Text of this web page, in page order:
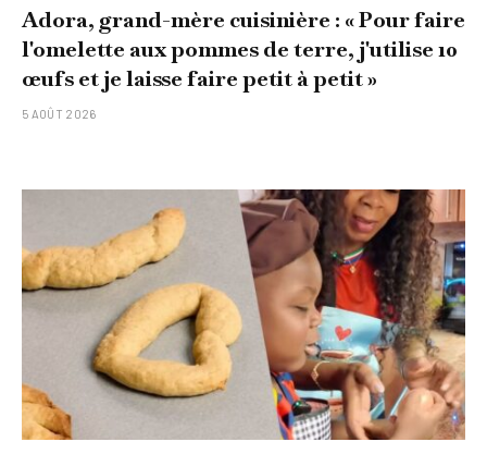
Adora, grand-mère cuisinière : « Pour faire
l'omelette aux pommes de terre, j'utilise 10
œufs et je laisse faire petit à petit »
5 AOÛT 2026